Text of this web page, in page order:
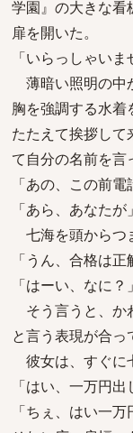
学園』の大きな看
扉を開いた。
「いらっしゃいま
薄暗い照明の中
胸を強調する水着
たたえて挨拶して
て自分の名前を言
「あの、この前
「あら、あなたが」
七海を頭からつ
「うん、合格は正
「はーい、なに？」
そう言うと、か
と言う表現が合っ
彼女は、すぐに
「はい、一万円出
「ちぇ、はい一